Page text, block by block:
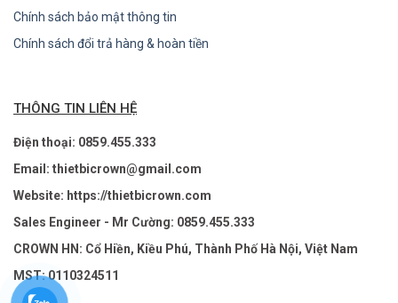
Chính sách bảo mật thông tin
Chính sách đổi trả hàng & hoàn tiền
THÔNG TIN LIÊN HỆ
Điện thoại: 0859.455.333
Email: thietbicrown@gmail.com
Website: https://thietbicrown.com
Sales Engineer - Mr Cường: 0859.455.333
CROWN HN: Cổ Hiền, Kiều Phú, Thành Phố Hà Nội, Việt Nam
MST: 0110324511